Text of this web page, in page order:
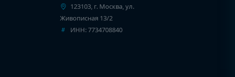
123103, г. Москва, ул.
Живописная 13/2
ИНН: 7734708840